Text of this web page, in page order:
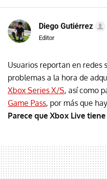
Diego Gutiérrez
Editor
Usuarios reportan en redes
problemas a la hora de
Xbox Series X/S, así como
Game Pass, por más que
Parece que Xbox Live